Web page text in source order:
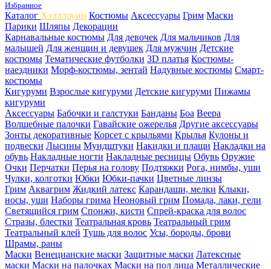
Избранное
Каталог Хэлллоуин Костюмы Аксессуары Грим Маски
Парики Шляпы Декорации
Карнавальные костюмы Для девочек Для мальчиков Для
малышей Для женщин и девушек Для мужчин Детские
костюмы Тематические футболки 3D платья Костюмы-
наездники Морф-костюмы, зентай Надувные костюмы Смарт-
костюмы
Кигуруми Взрослые кигуруми Детские кигуруми Пижамы
кигуруми
Аксессуары Бабочки и галстуки Банданы Боа Веера
Волшебные палочки Гавайские ожерелья Другие аксессуары
Зонты декоративные Корсет с крыльями Крылья Кулоны и
подвески Лысины Мундштуки Накидки и плащи Накладки на
обувь Накладные ногти Накладные ресницы Обувь Оружие
Очки Перчатки Перья на голову Подтяжки Рога, нимбы, уши
Чулки, колготки Юбки Юбки-пачки Цветные линзы
Грим Аквагрим Жидкий латекс Карандаши, мелки Клыки,
носы, уши Наборы грима Неоновый грим Помада, лаки, гели
Светящийся грим Спонжи, кисти Спрей-краска для волос
Стразы, блестки Театральная кровь Театральный грим
Театральный клей Тушь для волос Усы, бороды, брови
Шрамы, раны
Маски Венецианские маски Защитные маски Латексные
маски Маски на палочках Маски на пол лица Металлические